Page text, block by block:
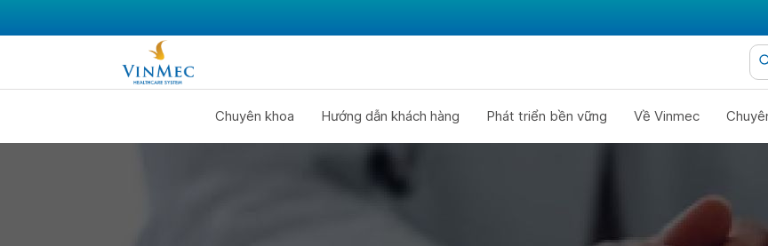
Chuyên khoa Hướng dẫn khách hàng Phát triển bền vững Về Vinmec